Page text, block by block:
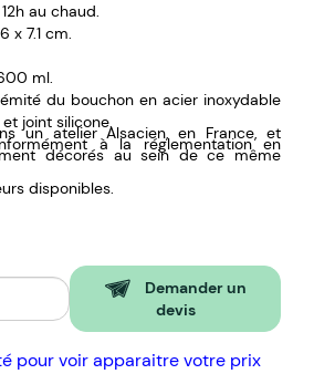
au chaud.
x 7.1 cm.
ml.
du bouchon en acier inoxydable
joint silicone.
à la réglementation en
disponibles.
laser (prix inclus).
un atelier Alsacien, en France, et
décorés au sein de ce même
Demander un
devis
pour voir apparaitre votre prix